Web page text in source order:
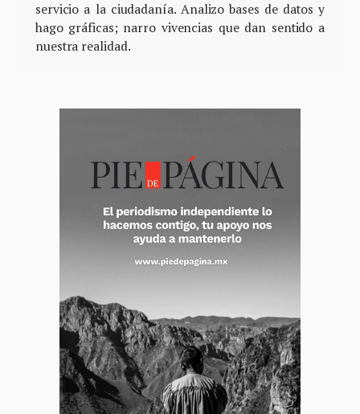
servicio a la ciudadanía. Analizo bases de datos y
hago gráficas; narro vivencias que dan sentido a
nuestra realidad.